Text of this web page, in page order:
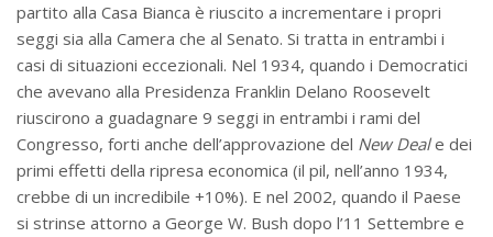
partito alla Casa Bianca è riuscito a incrementare i propri
seggi sia alla Camera che al Senato. Si tratta in entrambi i
casi di situazioni eccezionali. Nel 1934, quando i Democratici
che avevano alla Presidenza Franklin Delano Roosevelt
riuscirono a guadagnare 9 seggi in entrambi i rami del
Congresso, forti anche dell’approvazione del New Deale dei
primi effetti della ripresa economica (il pil, nell’anno 1934,
crebbe di un incredibile +10%). E nel 2002, quando il Paese
si strinse attorno a George W. Bush dopo l’11 Settembre e